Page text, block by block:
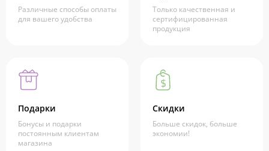
Различные способы оплаты
для вашего удобства
Только качественная и
сертифицированная
продукция
Подарки
Бонусы и подарки
постоянным клиентам
магазина
Скидки
Больше скидок, больше
экономии!